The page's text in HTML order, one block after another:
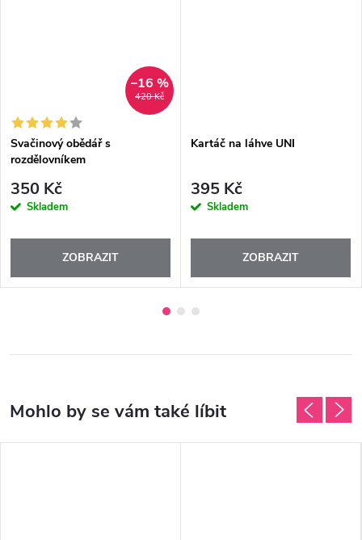
420 Kč
–16 %
Svačinový obědář s
rozdělovníkem
350 Kč
Skladem
ZOBRAZIT
Kartáč na láhve UNI
395 Kč
Skladem
ZOBRAZIT